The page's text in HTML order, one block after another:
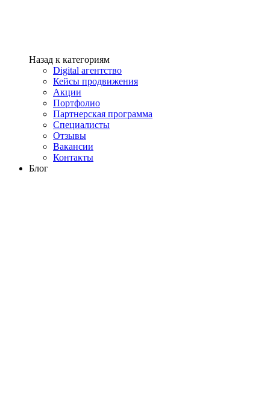
Назад к категориям
Digital агентство
Кейсы продвижения
Акции
Портфолио
Партнерская программа
Специалисты
Отзывы
Вакансии
Контакты
Блог